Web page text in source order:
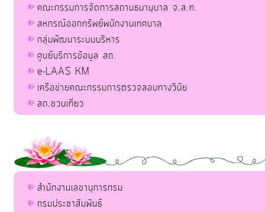
คณะกรรมการจัดการสถานธนานุบาล จ.ส.ท.
สหกรณ์ออกทรัพย์พนักงานเทศบาล
กลุ่มพัฒนาระบบบริหาร
ศูนย์บริการข้อมูล สถ.
e-LAAS KM
เครือข่ายคณะกรรมการตรวจสอบทางวินัย
สถ.ชวนเที่ยว
สำนักงานเลขานุการกรม
กรมประชาสัมพันธ์